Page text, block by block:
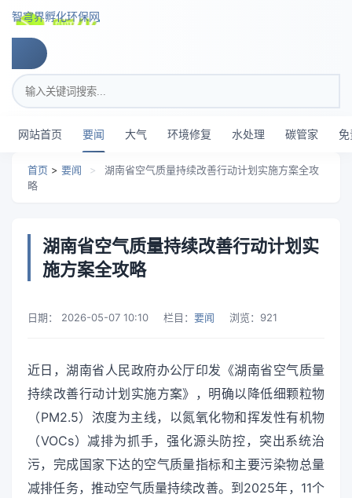
智穹界孵化环保网
搜索关键词
网站首页 要闻 大气 环境修复 水处理 碳管家 免
首页 > 要闻 >
湖南省空气质量持续改善行动计划实施方案全攻
略
湖南省空气质量持续改善行动计划实
施方案全攻略
日期： 2026-05-07 10:10 栏目： 要闻 浏览： 921
近日，湖南省人民政府办公厅印发《湖南省空气质量
持续改善行动计划实施方案》，明确以降低细颗粒物
（PM2.5）浓度为主线，以氮氧化物和挥发性有机物
（VOCs）减排为抓手，强化源头防控，突出系统治
污，完成国家下达的空气质量指标和主要污染物总量
减排任务，推动空气质量持续改善。到2025年，11个